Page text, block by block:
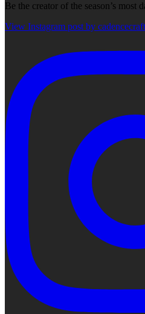
Be the creator of the season’s most
View Instagram post by cadencecraft